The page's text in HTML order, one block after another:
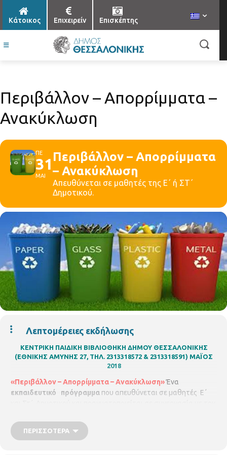
Κάτοικος Επιχειρείν Επισκέπτης
Περιβάλλον – Απορρίμματα –
Ανακύκλωση
ΠΕ
31
ΜΑΙ
Περιβάλλον – Απορρίμματα
– Ανακύκλωση
Απευθύνεται σε μαθητές της Ε΄ ή ΣΤ΄
Δημοτικού.
Λεπτομέρειες εκδήλωσης
ΚΕΝΤΡΙΚΗ ΠΑΙΔΙΚΗ ΒΙΒΛΙΟΘΗΚΗ ΔΗΜΟΥ ΘΕΣΣΑΛΟΝΙΚΗΣ
(ΕΘΝΙΚΗΣ ΑΜΥΝΗΣ 27, ΤΗΛ. 2313318572 & 2313318591) ΜΑΪΟΣ
2018
«Περιβάλλον – Απορρίμματα – Ανακύκλωση»Ένα
εκπαιδευτικό πρόγραμμα που απευθύνεται σε μαθητές Ε΄
Μακεδονίας.
Το πρόγραμμα έχει στόχο την ευαισθητοποίηση
όλων των παιδιών σε περιβαλλοντικά θέματα για να έχουμε
ΠΕΡΙΣΣΌΤΕΡΑ